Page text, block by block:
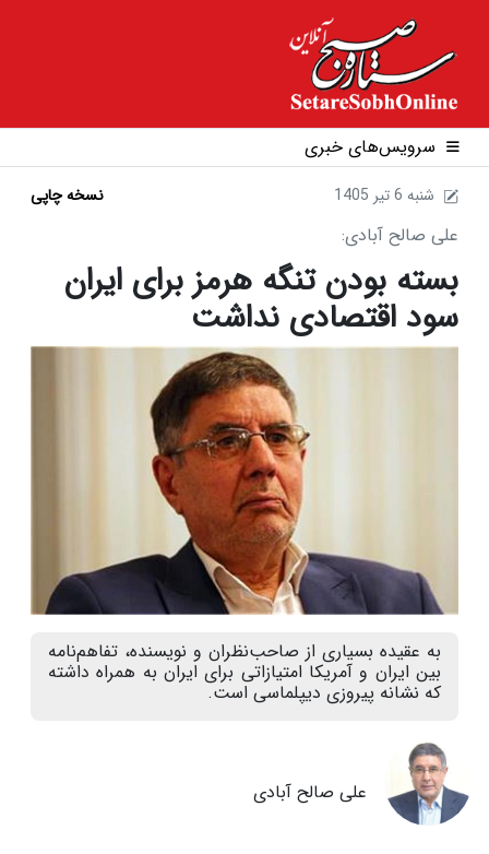
سرویس‌های خبری
1405 شنبه 6 تير نسخه چاپی
علی صالح آبادی:
بسته بودن تنگه هرمز برای ایران
سود اقتصادی نداشت
به عقیده بسیاری از صاحب‌نظران و نویسنده، تفاهم‌نامه
بین ایران و آمریکا امتیازاتی برای ایران به همراه داشته
که نشانه پیروزی دیپلماسی است.
علی صالح آبادی